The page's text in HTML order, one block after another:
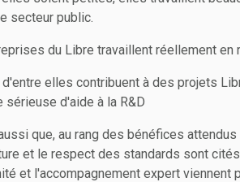
secteur public.
du Libre travaillent réellement en
elles contribuent à des projets
sérieuse d'aide à la R&D
que, au rang des bénéfices
et le respect des standards sont
et l'accompagnement expert viennent